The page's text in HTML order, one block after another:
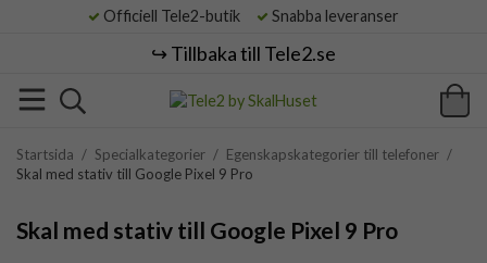
Officiell Tele2-butik Snabba leveranser
↪️ Tillbaka till Tele2.se
Startsida / Specialkategorier / Egenskapskategorier till telefoner /
Skal med stativ till Google Pixel 9 Pro
Skal med stativ till Google Pixel 9 Pro